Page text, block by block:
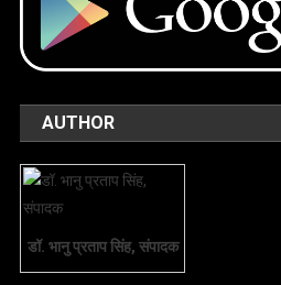
AUTHOR
डॉ. भानु प्रताप सिंह, संपादक